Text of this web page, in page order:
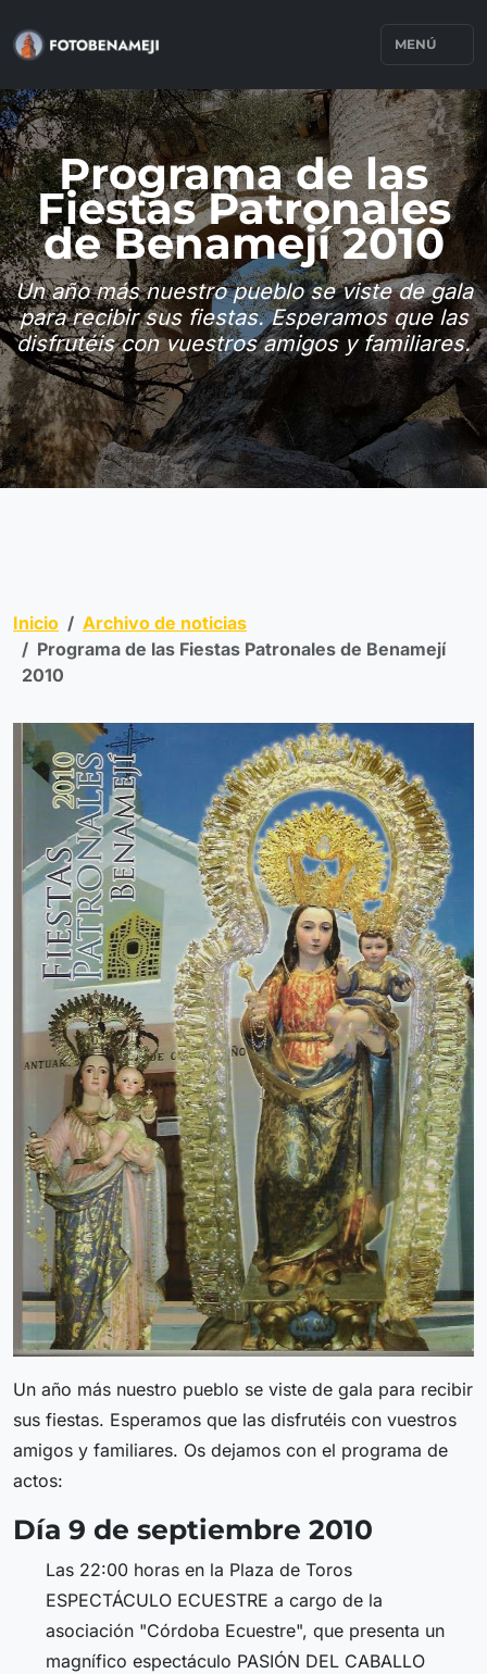
MENÚ
Programa de las
Fiestas Patronales
de Benamejí 2010
Un año más nuestro pueblo se viste de gala
para recibir sus fiestas. Esperamos que las
disfrutéis con vuestros amigos y familiares.
Inicio
Archivo de noticias
Programa de las Fiestas Patronales de Benamejí
2010
Un año más nuestro pueblo se viste de gala para recibir
sus fiestas. Esperamos que las disfrutéis con vuestros
amigos y familiares. Os dejamos con el programa de
actos:
Día 9 de septiembre 2010
Las 22:00 horas en la Plaza de Toros
ESPECTÁCULO ECUESTRE a cargo de la
asociación "Córdoba Ecuestre", que presenta un
magnífico espectáculo PASIÓN DEL CABALLO